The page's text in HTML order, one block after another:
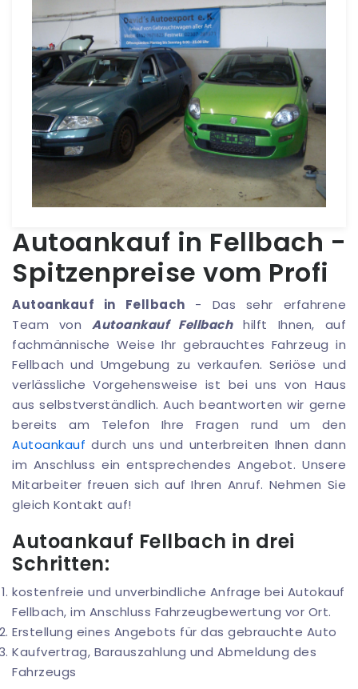
Autoankauf in Fellbach -
Spitzenpreise vom Profi
Autoankauf in Fellbach - Das sehr erfahrene
Team vonAutoankauf Fellbachhilft Ihnen, auf
fachmännische Weise Ihr gebrauchtes Fahrzeug in
Fellbach und Umgebung zu verkaufen. Seriöse und
verlässliche Vorgehensweise ist bei uns von Haus
aus selbstverständlich. Auch beantworten wir gerne
bereits am Telefon Ihre Fragen rund um den
Autoankauf durch uns und unterbreiten Ihnen dann
im Anschluss ein entsprechendes Angebot. Unsere
Mitarbeiter freuen sich auf Ihren Anruf. Nehmen Sie
gleich Kontakt auf!
Autoankauf Fellbach in drei
Schritten:
kostenfreie und unverbindliche Anfrage bei Autokauf
Fellbach, im Anschluss Fahrzeugbewertung vor Ort.
Erstellung eines Angebots für das gebrauchte Auto
Kaufvertrag, Barauszahlung und Abmeldung des
Fahrzeugs